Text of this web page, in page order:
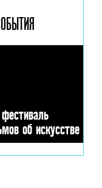
об искусстве